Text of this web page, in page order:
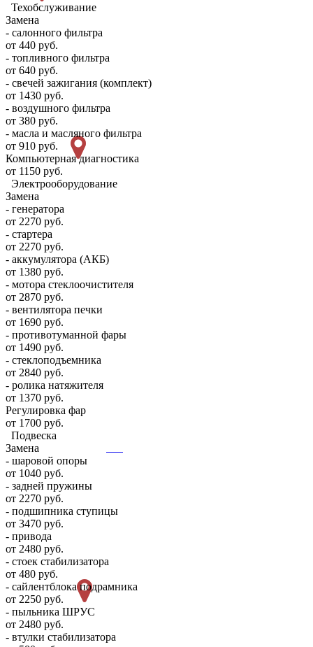
Техобслуживание
Замена
- салонного фильтра
от 440 руб.
- топливного фильтра
от 640 руб.
- свечей зажигания (комплект)
от 1430 руб.
- воздушного фильтра
от 380 руб.
- масла и масляного фильтра
от 910 руб.
Компьютерная диагностика
от 1150 руб.
Электрооборудование
Замена
- генератора
от 2270 руб.
- стартера
от 2270 руб.
- аккумулятора (АКБ)
от 1380 руб.
- мотора стеклоочистителя
от 2870 руб.
- вентилятора печки
от 1690 руб.
- противотуманной фары
от 1490 руб.
- стеклоподъемника
от 2840 руб.
- ролика натяжителя
от 1370 руб.
Регулировка фар
от 1700 руб.
Подвеска
Замена
- шаровой опоры
от 1040 руб.
- задней пружины
от 2270 руб.
- подшипника ступицы
от 3470 руб.
- привода
от 2480 руб.
- стоек стабилизатора
от 480 руб.
- сайлентблока подрамника
от 2250 руб.
- пыльника ШРУС
от 2480 руб.
- втулки стабилизатора